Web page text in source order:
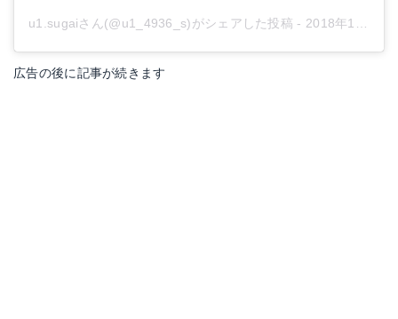
u1.sugaiさん(@u1_4936_s)がシェアした投稿 - 2018年12月月2日午前12時55分PST
広告の後に記事が続きます